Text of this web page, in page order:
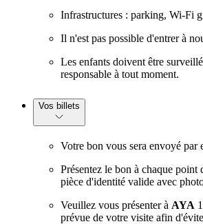
Infrastructures : parking, Wi-Fi
Il n'est pas possible d'entrer à
Les enfants doivent être
responsable à tout moment.
Vos billets
Votre bon vous sera envoyé par
Présentez le bon à chaque point
pièce d'identité valide avec
Veuillez vous présenter à AYA
prévue de votre visite afin